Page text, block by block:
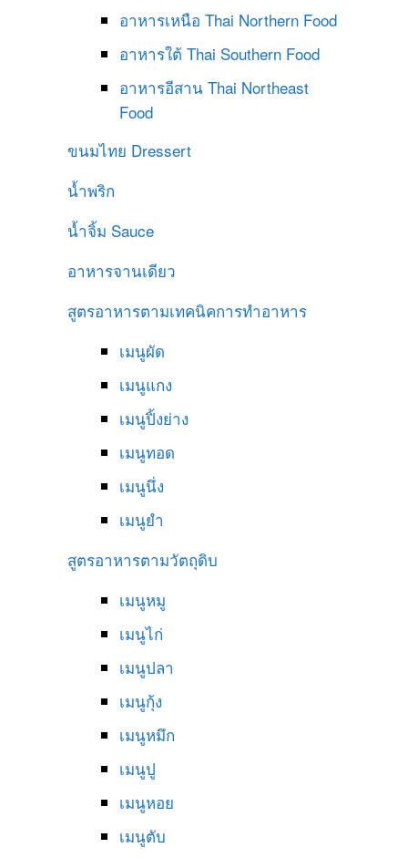
อาหารเหนือ Thai Northern Food
อาหารใต้ Thai Southern Food
อาหารอีสาน Thai Northeast
Food
ขนมไทย Dressert
น้ำพริก
น้ำจิ้ม Sauce
อาหารจานเดียว
สูตรอาหารตามเทคนิคการทำอาหาร
เมนูผัด
เมนูแกง
เมนูปิ้งย่าง
เมนูทอด
เมนูนึ่ง
เมนูยำ
สูตรอาหารตามวัตถุดิบ
เมนูหมู
เมนูไก่
เมนูปลา
เมนูกุ้ง
เมนูหมึก
เมนูปู
เมนูหอย
เมนูตับ